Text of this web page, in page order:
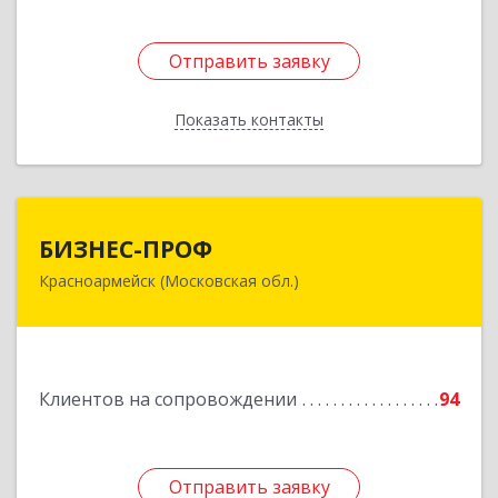
Отправить заявку
Показать контакты
Отправить заявку
Назад
БИЗНЕС-ПРОФ
Красноармейск (Московская обл.)
Клиентов на сопровождении 94
Отправить заявку
141290, Московская обл, Красноармейск г,
Отправить заявку